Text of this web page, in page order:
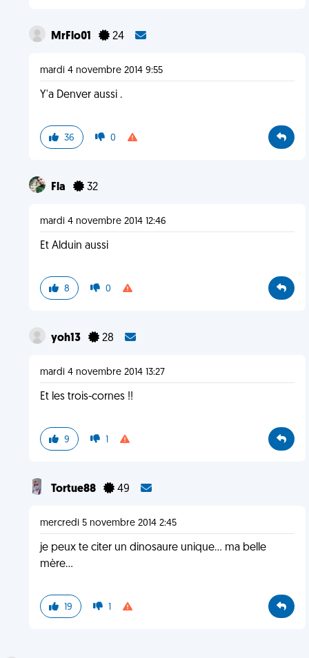
MrFlo01 24
mardi 4 novembre 2014 9:55
Y'a Denver aussi .
36 0
Fla 32
mardi 4 novembre 2014 12:46
Et Alduin aussi
8 0
yoh13 28
mardi 4 novembre 2014 13:27
Et les trois-cornes !!
9 1
Tortue88 49
mercredi 5 novembre 2014 2:45
je peux te citer un dinosaure unique... ma belle
mère...
19 1